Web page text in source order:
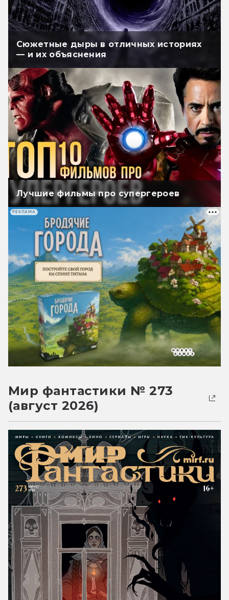
Сюжетные дыры в отличных историях
— и их объяснения
Лучшие фильмы про супергероев
РЕКЛАМА
Мир фантастики № 273
(август 2026)